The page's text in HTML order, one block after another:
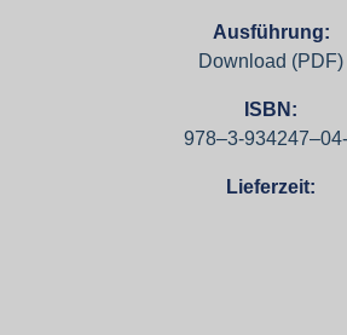
Ausführung:
Download (PDF)
ISBN:
Lieferzeit: